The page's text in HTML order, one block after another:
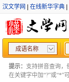
汉文学网 在线新华字典
成语名称
提示： 支持拼音查询，
在关键字中加“?”或“*”